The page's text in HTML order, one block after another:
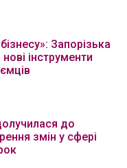
Запорізька
інструменти
до
змін у сфері